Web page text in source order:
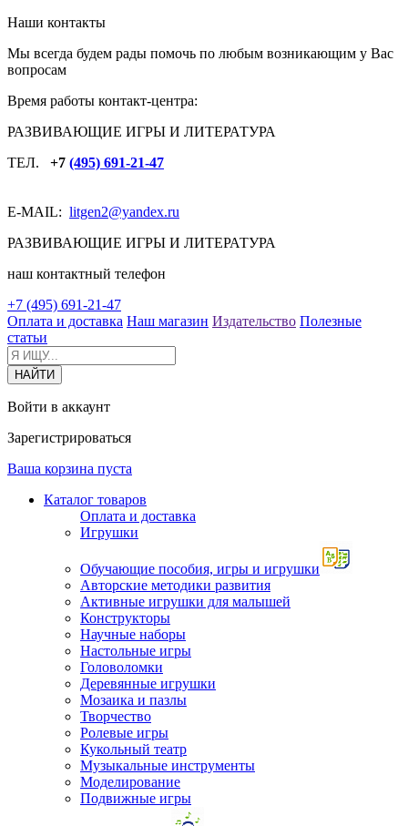
Наши контакты
Мы всегда будем рады помочь по любым возникающим у Вас
вопросам
Время работы контакт-центра:
РАЗВИВАЮЩИЕ ИГРЫ И ЛИТЕРАТУРА
ТЕЛ. +7 (495) 691-21-47
E-MAIL: litgen2@yandex.ru
РАЗВИВАЮЩИЕ ИГРЫ И ЛИТЕРАТУРА
наш контактный телефон
+7 (495) 691-21-47
Оплата и доставка Наш магазин Издательство Полезные
статьи
Войти в аккаунт
Зарегистрироваться
Ваша корзина пуста
Каталог товаров
Оплата и доставка
Игрушки
Обучающие пособия, игры и игрушки
Авторские методики развития
Активные игрушки для малышей
Конструкторы
Научные наборы
Настольные игры
Головоломки
Деревянные игрушки
Мозаика и пазлы
Творчество
Ролевые игры
Кукольный театр
Музыкальные инструменты
Моделирование
Подвижные игры